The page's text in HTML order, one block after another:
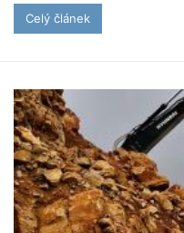
Celý článek